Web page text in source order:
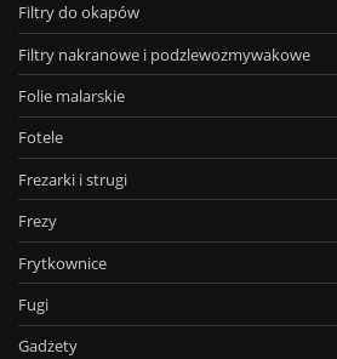
Filtry do okapów
Filtry nakranowe i podzlewozmywakowe
Folie malarskie
Fotele
Frezarki i strugi
Frezy
Frytkownice
Fugi
Gadżety